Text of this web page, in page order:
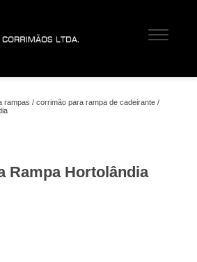
rampas
corrimão para rampa de cadeirante
Rampa Hortolândia